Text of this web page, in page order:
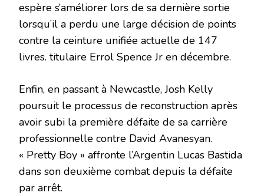
espère s’améliorer lors de sa dernière sortie
lorsqu’il a perdu une large décision de points
contre la ceinture unifiée actuelle de 147
livres. titulaire Errol Spence Jr en décembre.
Enfin, en passant à Newcastle, Josh Kelly
poursuit le processus de reconstruction après
avoir subi la première défaite de sa carrière
professionnelle contre David Avanesyan.
« Pretty Boy » affronte l’Argentin Lucas Bastida
dans son deuxième combat depuis la défaite
par arrêt.